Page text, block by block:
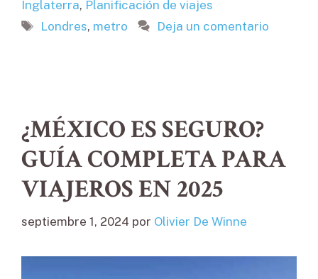
Inglaterra, Planificación de viajes
Etiquetas
Londres, metro Deja un comentario
¿MÉXICO ES SEGURO?
GUÍA COMPLETA PARA
VIAJEROS EN 2025
septiembre 1, 2024 por Olivier De Winne